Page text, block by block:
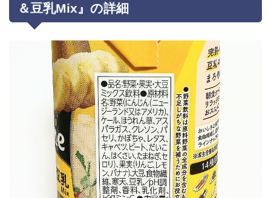
＆豆乳Mix』の詳細